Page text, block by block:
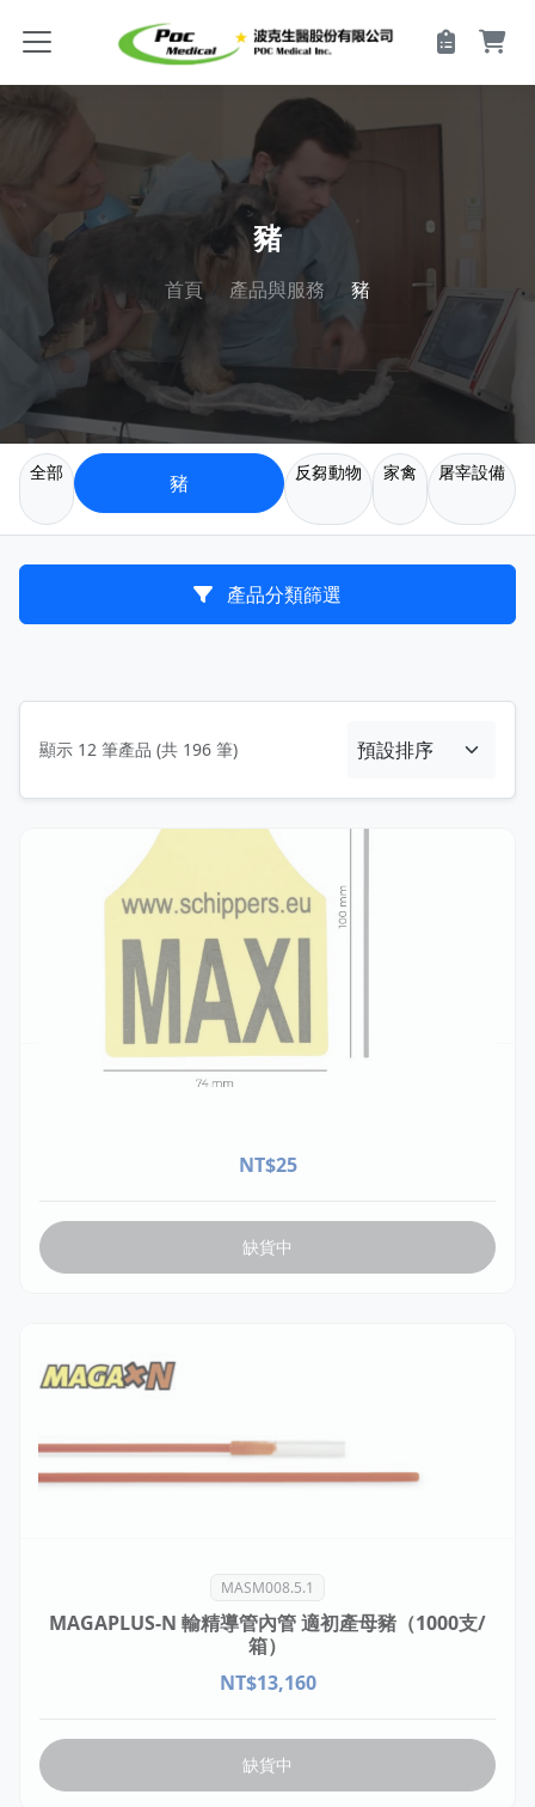
豬
首頁 產品與服務 豬
全部 豬 反芻動物 家禽 屠宰設備
產品分類篩選
顯示 12 筆產品 (共 196 筆)
MSTA117.02.1
NT$25
缺貨中
MASM008.5.1
MAGAPLUS-N 輸精導管內管 適初產母豬（1000支/
箱）
NT$13,160
缺貨中